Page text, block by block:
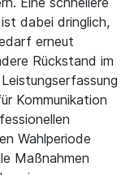
dabei dringlich,
erneut
Rückstand im
Kommunikation
Wahlperiode
Maßnahmen